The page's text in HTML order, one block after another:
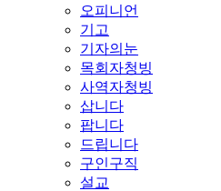
오피니언
기고
기자의눈
목회자청빙
사역자청빙
삽니다
팝니다
드립니다
구인구직
설교